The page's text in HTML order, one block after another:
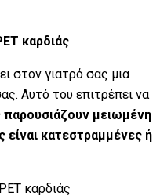
καρδιάς
στον γιατρό σας μια
Αυτό του επιτρέπει να
παρουσιάζουν μειωμένη
είναι κατεστραμμένες ή